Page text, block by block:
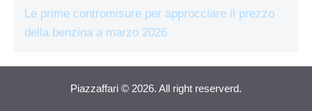
Le prime contromisure per approcciare il prezzo
della benzina a marzo 2026
Piazzaffari © 2026. All right reserverd.